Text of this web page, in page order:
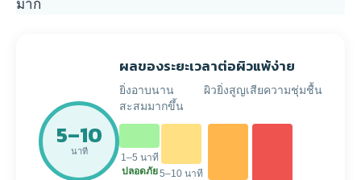
มาก
5–10
นาที
ผลของระยะเวลาต่อผิวแพ้ง่าย
ยิ่งอาบนาน ผิวยิ่งสูญเสียความชุ่มชื้น
สะสมมากขึ้น
1–5 นาที
ปลอดภัย5–10 นาที